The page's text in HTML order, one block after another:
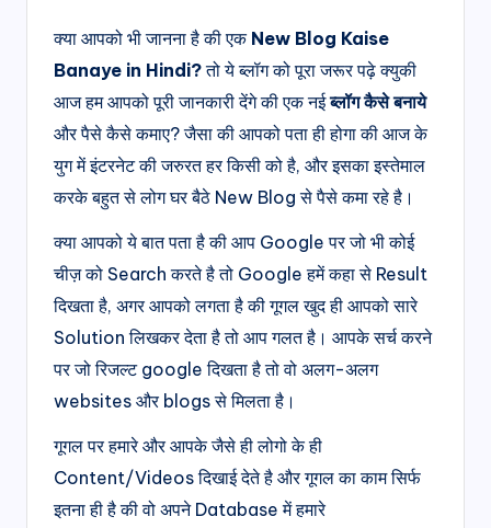
क्या आपको भी जानना है की एक New Blog Kaise
Banaye in Hindi?तो ये ब्लॉग को पूरा जरूर पढ़े क्युकी
आज हम आपको पूरी जानकारी देंगे की एक नईब्लॉग कैसे बनाये
और पैसे कैसे कमाए? जैसा की आपको पता ही होगा की आज के
युग में इंटरनेट की जरुरत हर किसी को है, और इसका इस्तेमाल
करके बहुत से लोग घर बैठे New Blog से पैसे कमा रहे है।
क्या आपको ये बात पता है की आप Google पर जो भी कोई
चीज़ को Search करते है तो Google हमें कहा से Result
दिखता है, अगर आपको लगता है की गूगल खुद ही आपको सारे
Solution लिखकर देता है तो आप गलत है। आपके सर्च करने
पर जो रिजल्ट google दिखता है तो वो अलग-अलग
websites और blogs से मिलता है।
गूगल पर हमारे और आपके जैसे ही लोगो के ही
Content/Videos दिखाई देते है और गूगल का काम सिर्फ
इतना ही है की वो अपने Database में हमारे